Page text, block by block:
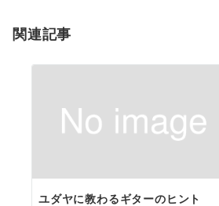
ン
関連記事
ユダヤに教わるギターのヒント